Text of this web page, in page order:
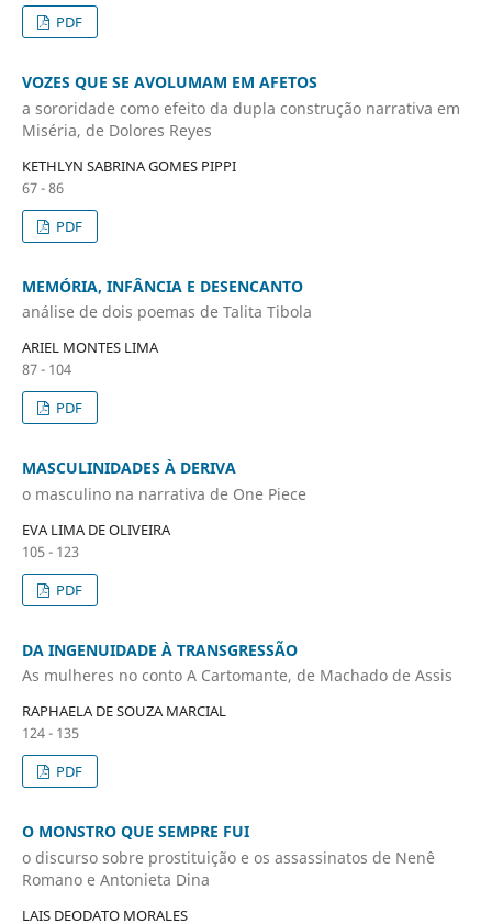
PDF
VOZES QUE SE AVOLUMAM EM AFETOS
a sororidade como efeito da dupla construção narrativa em
Miséria, de Dolores Reyes
KETHLYN SABRINA GOMES PIPPI
67 - 86
PDF
MEMÓRIA, INFÂNCIA E DESENCANTO
análise de dois poemas de Talita Tibola
ARIEL MONTES LIMA
87 - 104
PDF
MASCULINIDADES À DERIVA
o masculino na narrativa de One Piece
EVA LIMA DE OLIVEIRA
105 - 123
PDF
DA INGENUIDADE À TRANSGRESSÃO
As mulheres no conto A Cartomante, de Machado de Assis
RAPHAELA DE SOUZA MARCIAL
124 - 135
PDF
O MONSTRO QUE SEMPRE FUI
o discurso sobre prostituição e os assassinatos de Nenê
Romano e Antonieta Dina
LAIS DEODATO MORALES